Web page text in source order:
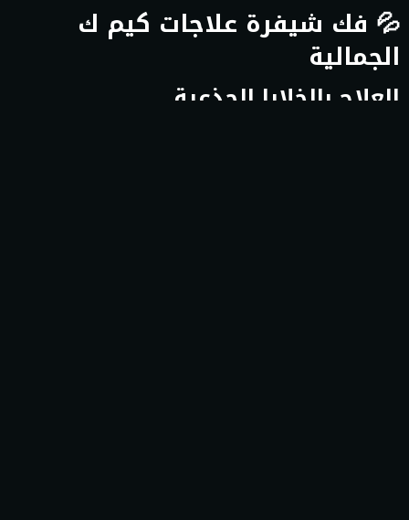
💦 فك شيفرة علاجات كيم ك
الجمالية
العلاج بالخلايا الجذعية